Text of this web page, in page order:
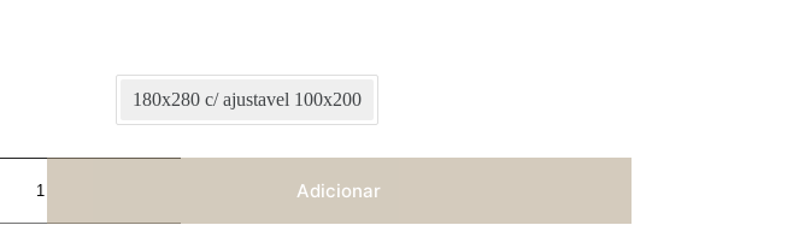
180x280 c/ ajustavel 100x200
Adicionar